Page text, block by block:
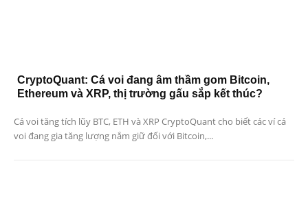
CryptoQuant: Cá voi đang âm thầm gom Bitcoin,
Ethereum và XRP, thị trường gấu sắp kết thúc?
Cá voi tăng tích lũy BTC, ETH và XRP CryptoQuant cho biết các ví cá
voi đang gia tăng lượng nắm giữ đối với Bitcoin,...